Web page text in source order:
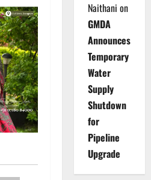
Naithani on
GMDA
Announces
Temporary
Water
Supply
Shutdown
for
Pipeline
Upgrade